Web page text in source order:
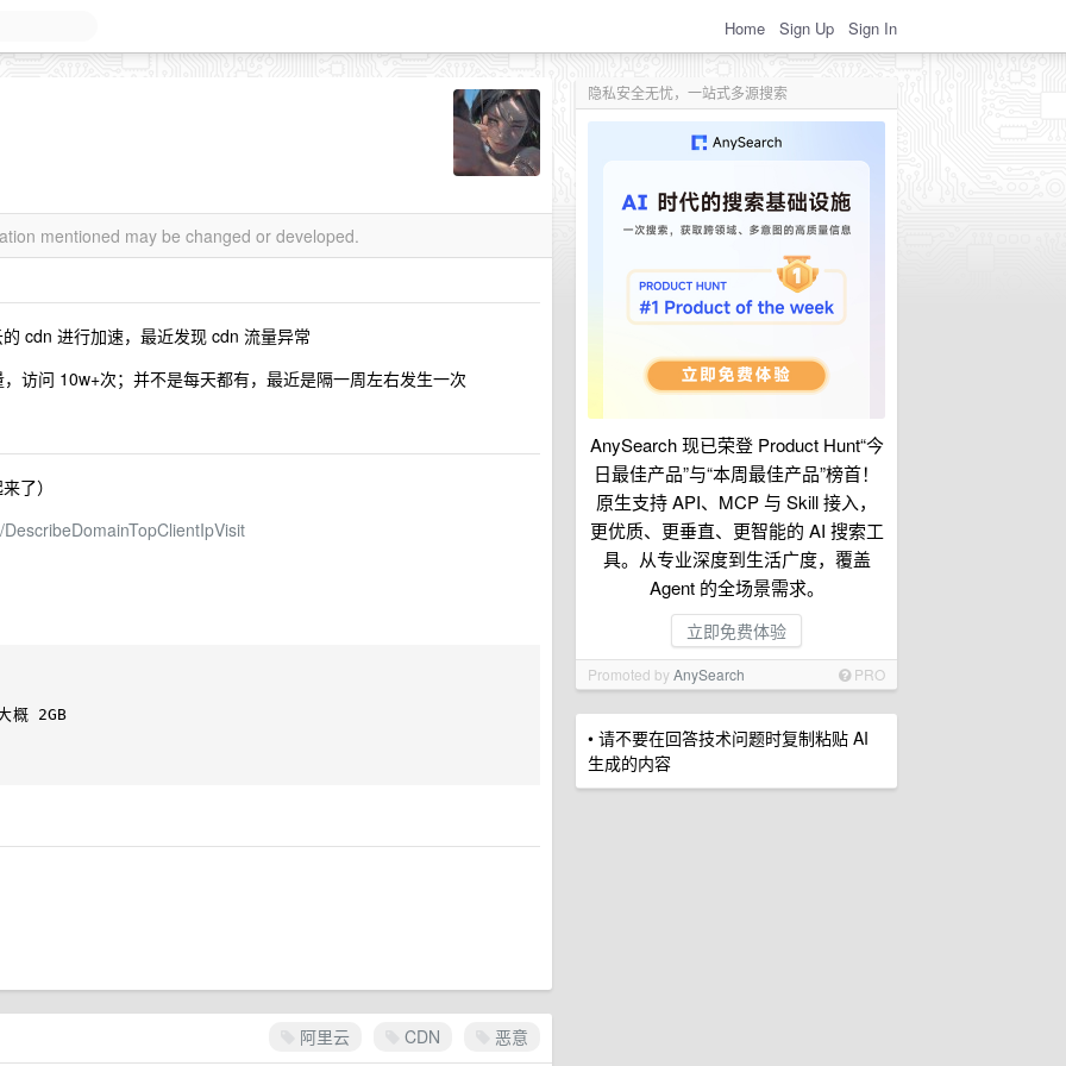
Home Sign Up Sign In
隐私安全无忧，一站式多源搜索
AnySearch 现已荣登 Product Hunt“今
日最佳产品”与“本周最佳产品”榜首！
原生支持 API、MCP 与 Skill 接入，
更优质、更垂直、更智能的 AI 搜索工
具。从专业深度到生活广度，覆盖
Agent 的全场景需求。
立即免费体验
Promoted byAnySearch PRO
• 请不要在回答技术问题时复制粘贴 AI
生成的内容
mentioned may be changed or developed.
cdn 进行加速，最近发现 cdn 流量异常
访问 10w+次；并不是每天都有，最近是隔一周左右发生一次
了）
阿里云 CDN 恶意